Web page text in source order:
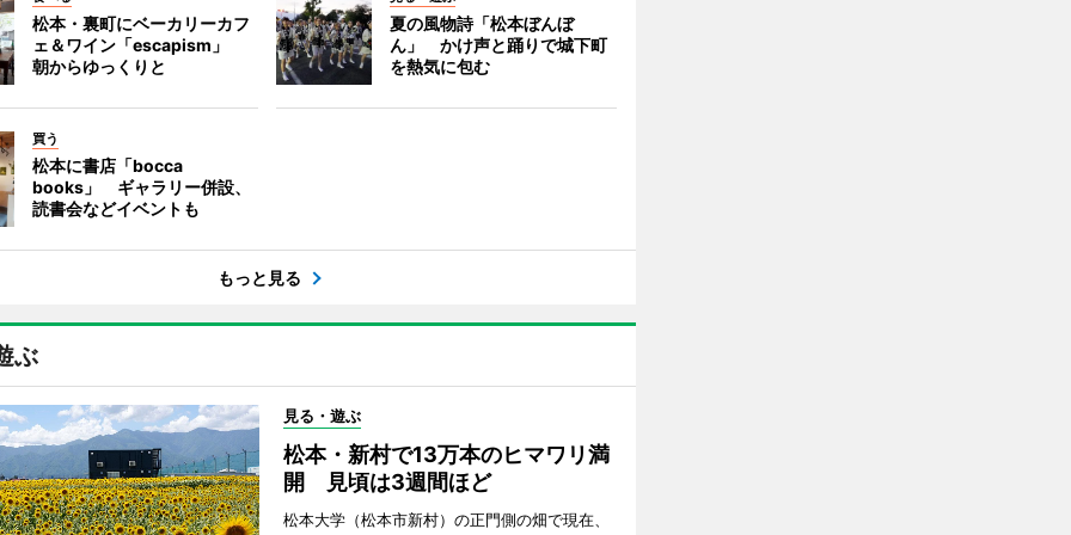
松本・裏町にベーカリーカフ
ェ＆ワイン「escapism」
朝からゆっくりと
夏の風物詩「松本ぼんぼ
ん」 かけ声と踊りで城下町
を熱気に包む
買う
松本に書店「bocca
books」 ギャラリー併設、
読書会などイベントも
もっと見る
ぶ
見る・遊ぶ
松本・新村で13万本のヒマワリ満
開 見頃は3週間ほど
松本大学（松本市新村）の正門側の畑で現在、